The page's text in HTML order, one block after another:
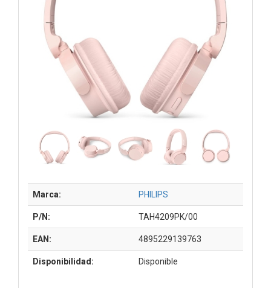
Marca: PHILIPS
P/N: TAH4209PK/00
EAN: 4895229139763
Disponibilidad: Disponible